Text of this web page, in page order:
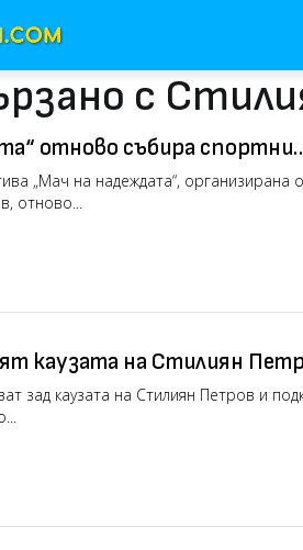
с
отново събира спортни
кауза (видео)
„Мач на надеждата“, организирана
отново...
каузата на Стилиян
зад каузата на Стилиян Петров и